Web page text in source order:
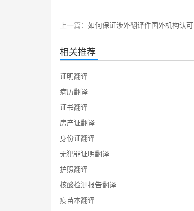
上一篇： 如何保证涉外翻译件国外机构认可
相关推荐
证明翻译
病历翻译
证书翻译
房产证翻译
身份证翻译
无犯罪证明翻译
护照翻译
核酸检测报告翻译
疫苗本翻译